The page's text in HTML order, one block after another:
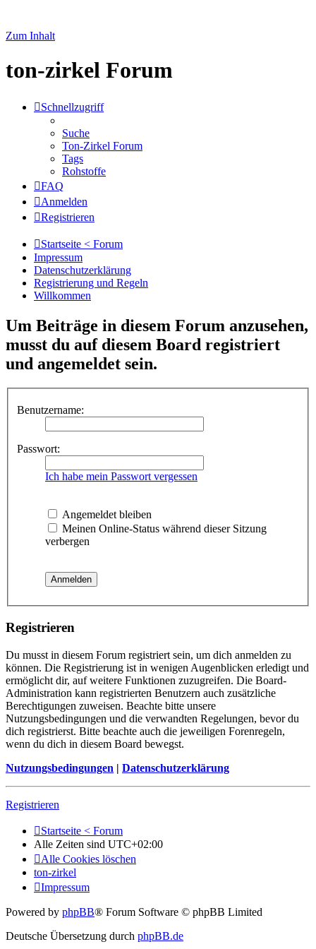
Zum Inhalt
ton-zirkel Forum
Schnellzugriff
Suche
Ton-Zirkel Forum
Tags
Rohstoffe
FAQ
Anmelden
Registrieren
Startseite < Forum
Impressum
Datenschutzerklärung
Registrierung und Regeln
Willkommen
Um Beiträge in diesem Forum anzusehen,
musst du auf diesem Board registriert
und angemeldet sein.
Benutzername:
Passwort:
Ich habe mein Passwort vergessen
Angemeldet bleiben
Meinen Online-Status während dieser Sitzung
verbergen
Registrieren
Du musst in diesem Forum registriert sein, um dich anmelden zu
können. Die Registrierung ist in wenigen Augenblicken erledigt und
ermöglicht dir, auf weitere Funktionen zuzugreifen. Die Board-
Administration kann registrierten Benutzern auch zusätzliche
Berechtigungen zuweisen. Beachte bitte unsere
Nutzungsbedingungen und die verwandten Regelungen, bevor du
dich registrierst. Bitte beachte auch die jeweiligen Forenregeln,
wenn du dich in diesem Board bewegst.
Nutzungsbedingungen | Datenschutzerklärung
Registrieren
Startseite < Forum
Alle Zeiten sind UTC+02:00
Alle Cookies löschen
ton-zirkel
Impressum
Powered by phpBB® Forum Software © phpBB Limited
Deutsche Übersetzung durch phpBB.de